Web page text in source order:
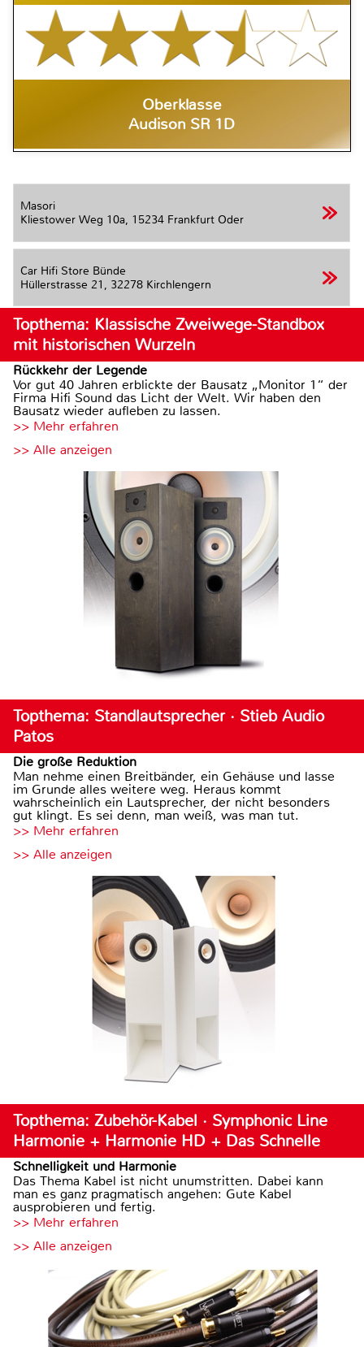
Oberklasse
Audison SR 1D
Masori
Kliestower Weg 10a, 15234 Frankfurt Oder
Car Hifi Store Bünde
Hüllerstrasse 21, 32278 Kirchlengern
Topthema: Klassische Zweiwege-Standbox
mit historischen Wurzeln
Rückkehr der Legende
Vor gut 40 Jahren erblickte der Bausatz „Monitor 1“ der
Firma Hifi Sound das Licht der Welt. Wir haben den
Bausatz wieder aufleben zu lassen.
>> Mehr erfahren
>> Alle anzeigen
Topthema: Standlautsprecher · Stieb Audio
Patos
Die große Reduktion
Man nehme einen Breitbänder, ein Gehäuse und lasse
im Grunde alles weitere weg. Heraus kommt
wahrscheinlich ein Lautsprecher, der nicht besonders
gut klingt. Es sei denn, man weiß, was man tut.
>> Mehr erfahren
>> Alle anzeigen
Topthema: Zubehör-Kabel · Symphonic Line
Harmonie + Harmonie HD + Das Schnelle
Schnelligkeit und Harmonie
Das Thema Kabel ist nicht unumstritten. Dabei kann
man es ganz pragmatisch angehen: Gute Kabel
ausprobieren und fertig.
>> Mehr erfahren
>> Alle anzeigen